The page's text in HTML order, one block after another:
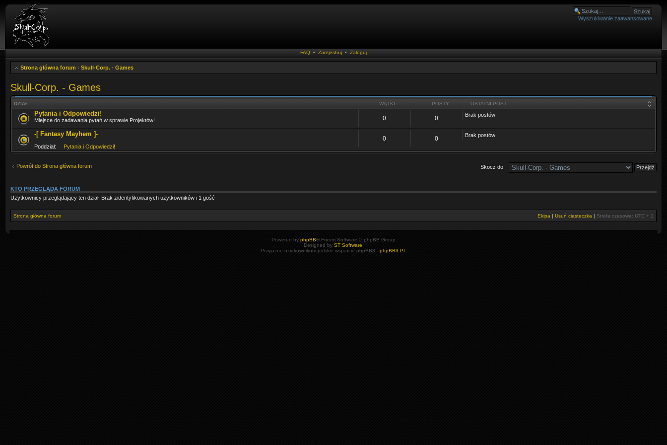
Wyszukiwanie zaawansowane
FAQ • Zarejestruj • Zaloguj
Strona główna forum ‹ Skull-Corp. - Games
Skull-Corp. - Games
DZIAŁ WĄTKI POSTY OSTATNI POST
Pytania i Odpowiedzi!
Miejsce do zadawania pytań w sprawie Projektów! 0 0 Brak postów
-[ Fantasy Mayhem ]-
Poddział: Pytania i Odpowiedzi!
0 0 Brak postów
Powrót do Strona główna forum Skocz do:
KTO PRZEGLĄDA FORUM
Użytkownicy przeglądający ten dział: Brak zidentyfikowanych użytkowników i 1 gość
Strona główna forum Ekipa | Usuń ciasteczka | Strefa czasowa: UTC + 1
Powered by phpBB® Forum Software © phpBB Group
Designed by ST Software
Przyjazne użytkownikom polskie wsparcie phpBB3 - phpBB3.PL